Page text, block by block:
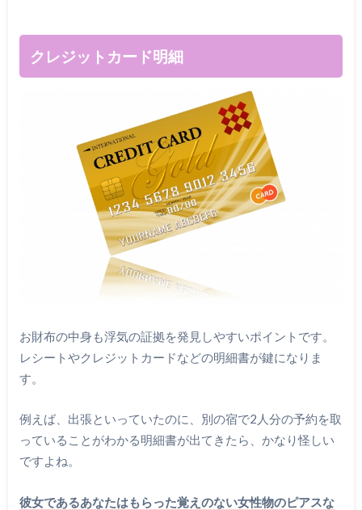
クレジットカード明細
お財布の中身も浮気の証拠を発見しやすいポイントです。
レシートやクレジットカードなどの明細書が鍵になりま
す。
例えば、出張といっていたのに、別の宿で2人分の予約を取
っていることがわかる明細書が出てきたら、かなり怪しい
ですよね。
彼女であるあなたはもらった覚えのない女性物のピアスな